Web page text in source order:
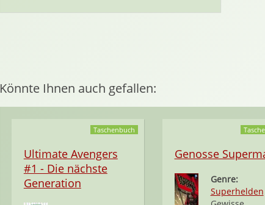
Könnte Ihnen auch gefallen:
Taschenbuch
Ultimate Avengers
#1 - Die nächste
Generation
Genosse
Genre:
Superhelden